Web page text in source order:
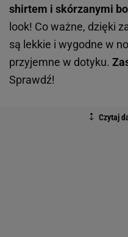
shirtem i skórzanymi
look! Co ważne, dzięki
są lekkie i wygodne w
przyjemne w dotyku.
Sprawdź!